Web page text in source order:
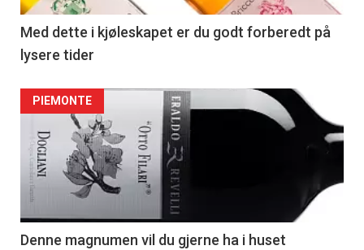
Med dette i kjøleskapet er du godt forberedt på
lysere tider
PIEMONTE
Denne magnumen vil du gjerne ha i huset